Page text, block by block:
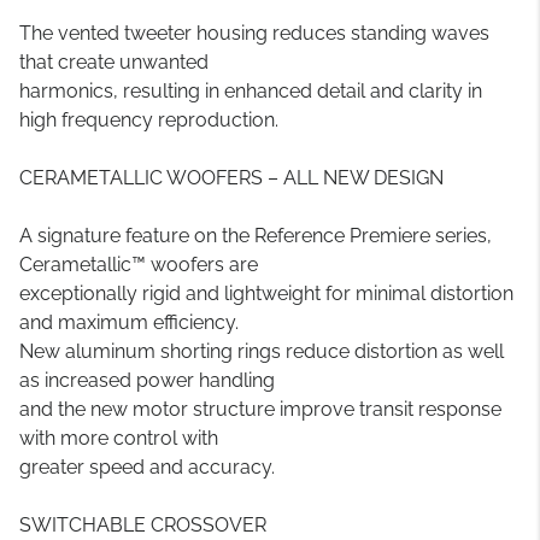
The vented tweeter housing reduces standing waves
that create unwanted
harmonics, resulting in enhanced detail and clarity in
high frequency reproduction.
CERAMETALLIC WOOFERS – ALL NEW DESIGN
A signature feature on the Reference Premiere series,
Cerametallic™ woofers are
exceptionally rigid and lightweight for minimal distortion
and maximum efficiency.
New aluminum shorting rings reduce distortion as well
as increased power handling
and the new motor structure improve transit response
with more control with
greater speed and accuracy.
SWITCHABLE CROSSOVER